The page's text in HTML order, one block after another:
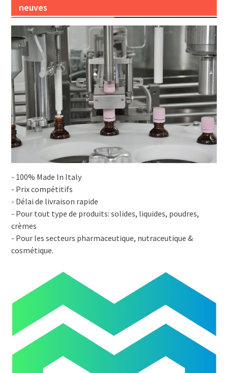
neuves
- 100% Made In Italy
- Prix compétitifs
- Délai de livraison rapide
- Pour tout type de produits: solides, liquides, poudres,
crèmes
- Pour les secteurs pharmaceutique, nutraceutique &
cosmétique.